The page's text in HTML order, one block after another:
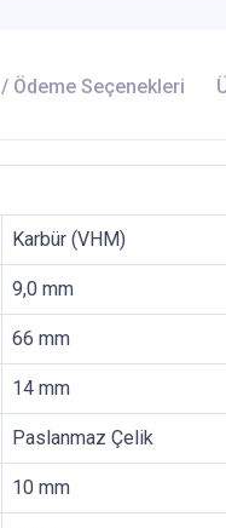
Ödeme Seçenekleri
Karbür (VHM)
9,0 mm
66 mm
14 mm
Paslanmaz Çelik
10 mm